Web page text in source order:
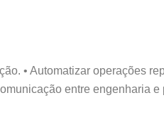
• Automatizar operações
entre engenharia